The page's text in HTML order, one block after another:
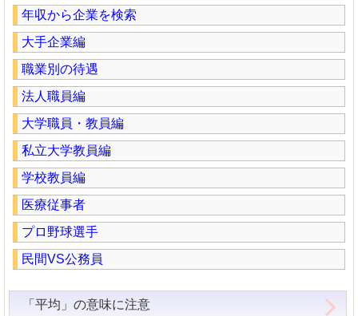
年収から企業を検索
大手企業編
職業別の待遇
法人職員編
大学職員・教員編
私立大学教員編
学校教員編
医療従事者
プロ野球選手
民間VS公務員
「平均」の意味に注意